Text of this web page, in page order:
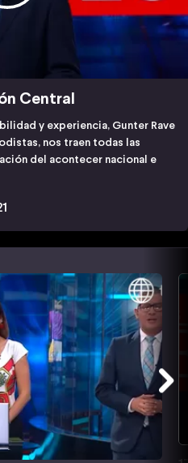
Central
y experiencia, Gunter Rave
nos traen todas las
del acontecer nacional e